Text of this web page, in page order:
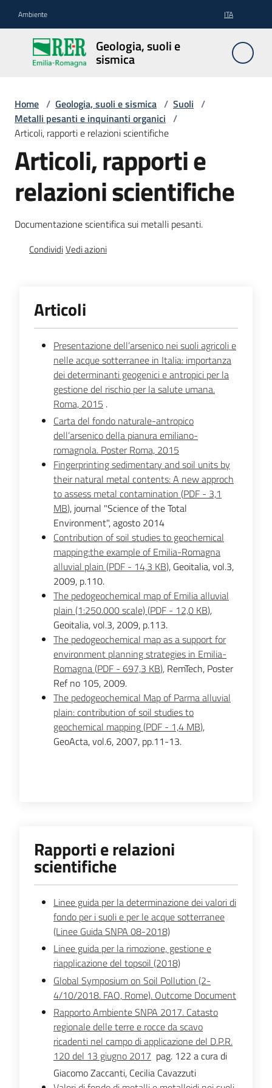
Ambiente ITA
Geologia, suoli e
sismica
Geologia,
suoli e
sismica
Geologia
Suoli
Sismica
Divulgazione
Ambiente
Argomenti
Leggi Atti Bandi
Home / Geologia, suoli e sismica / Suoli /
Metalli pesanti e inquinanti organici /
Articoli, rapporti e relazioni scientifiche
Articoli, rapporti e
relazioni scientifiche
Documentazione scientifica sui metalli pesanti.
CondividiVedi azioni
Articoli
Presentazione dell’arsenico nei suoli agricoli e
nelle acque sotterranee in Italia: importanza
dei determinanti geogenici e antropici per la
gestione del rischio per la salute umana.
Roma, 2015 .
Carta del fondo naturale-antropico
dell’arsenico della pianura emiliano-
romagnola. Poster Roma, 2015
Fingerprinting sedimentary and soil units by
their natural metal contents: A new approch
to assess metal contamination (PDF - 3,1
MB), journal "Science of the Total
Environment", agosto 2014
Contribution of soil studies to geochemical
mapping:the example of Emilia-Romagna
alluvial plain (PDF - 14,3 KB), Geoitalia, vol.3,
2009, p.110.
The pedogeochemical map of Emilia alluvial
plain (1:250.000 scale)(PDF - 12,0 KB),
Geoitalia, vol.3, 2009, p.113.
The pedogeochemical map as a support for
environment planning strategies in Emilia-
Romagna(PDF - 697,3 KB), RemTech, Poster
Ref no 105, 2009.
The pedogeochemical Map of Parma alluvial
plain: contribution of soil studies to
geochemical mapping(PDF - 1,4 MB),
GeoActa, vol.6, 2007, pp.11-13.
Rapporti e relazioni
scientifiche
Linee guida per la determinazione dei valori di
fondo per i suoli e per le acque sotterranee
(Linee Guida SNPA 08-2018)
Linee guida per la rimozione, gestione e
riapplicazione del topsoil (2018)
Global Symposium on Soil Pollution (2-
4/10/2018. FAO, Rome). Outcome Document
Rapporto Ambiente SNPA 2017. Catasto
regionale delle terre e rocce da scavo
ricadenti nel campo di applicazione del D.P.R.
120 del 13 giugno 2017 pag. 122 a cura di
Giacomo Zaccanti, Cecilia Cavazzuti